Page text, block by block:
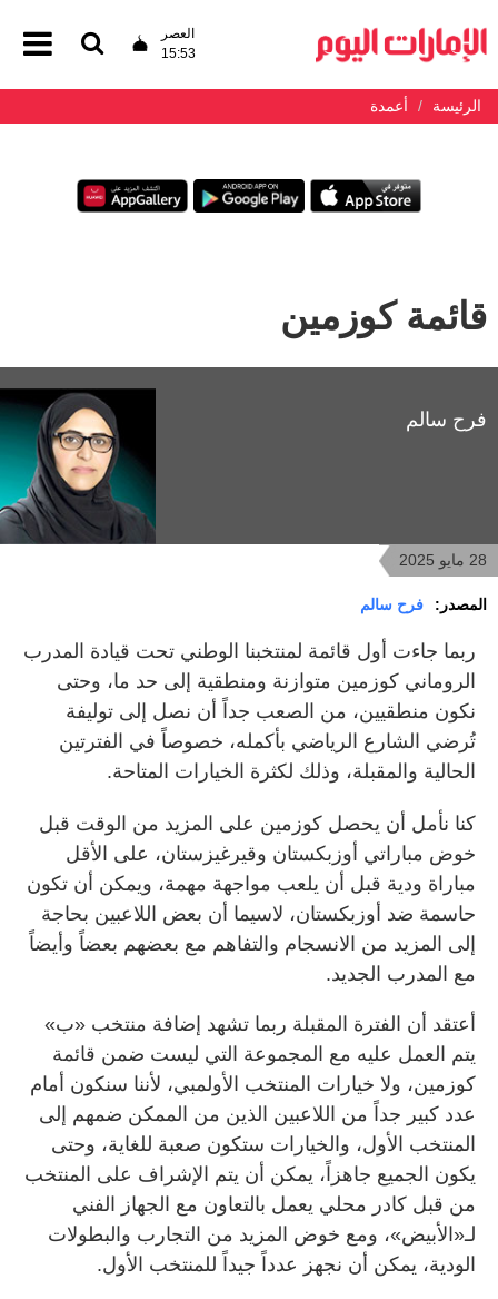
العصر
15:53
الرئيسة أعمدة
قائمة كوزمين
فرح سالم
28 مايو 2025
المصدر: فرح سالم
ربما جاءت أول قائمة لمنتخبنا الوطني تحت قيادة المدرب
الروماني كوزمين متوازنة ومنطقية إلى حد ما، وحتى
نكون منطقيين، من الصعب جداً أن نصل إلى توليفة
تُرضي الشارع الرياضي بأكمله، خصوصاً في الفترتين
الحالية والمقبلة، وذلك لكثرة الخيارات المتاحة.
كنا نأمل أن يحصل كوزمين على المزيد من الوقت قبل
خوض مباراتي أوزبكستان وقيرغيزستان، على الأقل
مباراة ودية قبل أن يلعب مواجهة مهمة، ويمكن أن تكون
حاسمة ضد أوزبكستان، لاسيما أن بعض اللاعبين بحاجة
إلى المزيد من الانسجام والتفاهم مع بعضهم بعضاً وأيضاً
مع المدرب الجديد.
أعتقد أن الفترة المقبلة ربما تشهد إضافة منتخب «ب»
يتم العمل عليه مع المجموعة التي ليست ضمن قائمة
كوزمين، ولا خيارات المنتخب الأولمبي، لأننا سنكون أمام
عدد كبير جداً من اللاعبين الذين من الممكن ضمهم إلى
المنتخب الأول، والخيارات ستكون صعبة للغاية، وحتى
يكون الجميع جاهزاً، يمكن أن يتم الإشراف على المنتخب
من قبل كادر محلي يعمل بالتعاون مع الجهاز الفني
لـ«الأبيض»، ومع خوض المزيد من التجارب والبطولات
الودية، يمكن أن نجهز عدداً جيداً للمنتخب الأول.